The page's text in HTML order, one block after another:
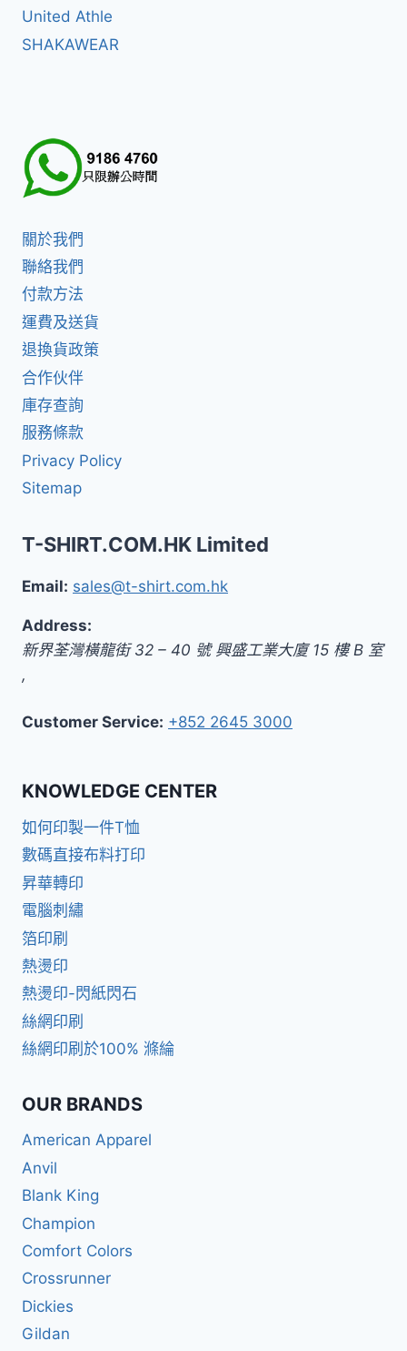
United Athle
SHAKAWEAR
關於我們
聯絡我們
付款方法
運費及送貨
退換貨政策
合作伙伴
庫存查詢
服務條款
Privacy Policy
Sitemap
T-SHIRT.COM.HK Limited
Email: sales@t-shirt.com.hk
Address:
新界荃灣橫龍街 32 – 40 號 興盛工業大廈 15 樓 B 室
,
Customer Service: +852 2645 3000
KNOWLEDGE CENTER
如何印製一件T恤
數碼直接布料打印
昇華轉印
電腦刺繡
箔印刷
熱燙印
熱燙印-閃紙閃石
絲網印刷
絲網印刷於100% 滌綸
OUR BRANDS
American Apparel
Anvil
Blank King
Champion
Comfort Colors
Crossrunner
Dickies
Gildan